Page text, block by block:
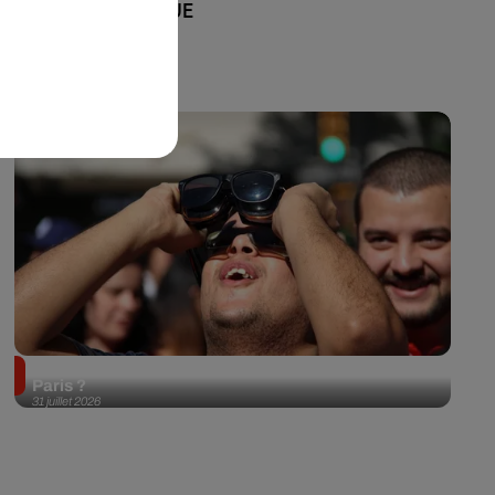
+ DE MUSIQUE
31 juillet 2026
Paris ?